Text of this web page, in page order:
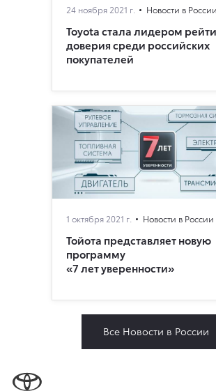
24 ноября 2021 г. Новости в России
Toyota стала лидером
доверия среди российских
покупателей
1 октября 2021 г. Новости в России
Тойота представляет новую
программу
«7 лет уверенности»
Все Новости в России